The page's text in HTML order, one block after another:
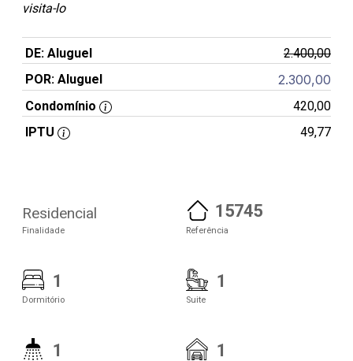
visita-lo
DE: Aluguel
2.400,00
POR: Aluguel
2.300,00
Condomínio
420,00
IPTU
49,77
Residencial
Finalidade
15745
Referência
1
Dormitório
1
Suite
1 1